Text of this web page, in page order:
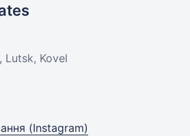
Lutsk, Kovel
(Instagram)